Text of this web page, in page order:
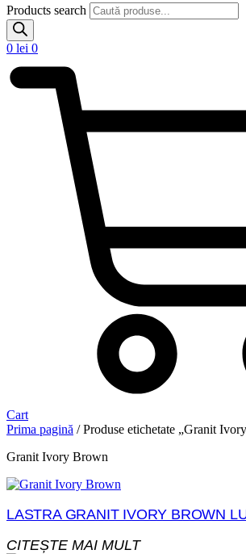
Products search
0 lei 0
Cart
Prima pagină / Produse etichetate „Granit
Granit Ivory Brown
LASTRA GRANIT IVORY BROWN
CITEȘTE MAI MULT